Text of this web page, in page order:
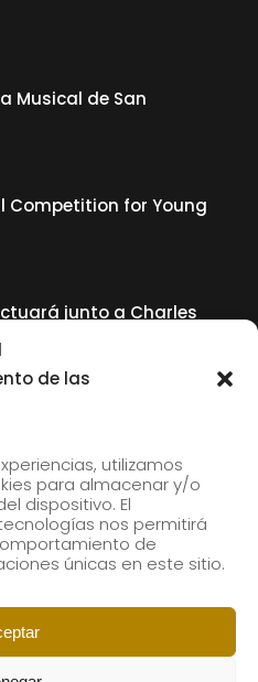
de las
utilizamos
para almacenar y/o
dispositivo. El
nos permitirá
de
únicas en este sitio.
Musical de San
Competition for Young
junto a Charles
to receive our news by